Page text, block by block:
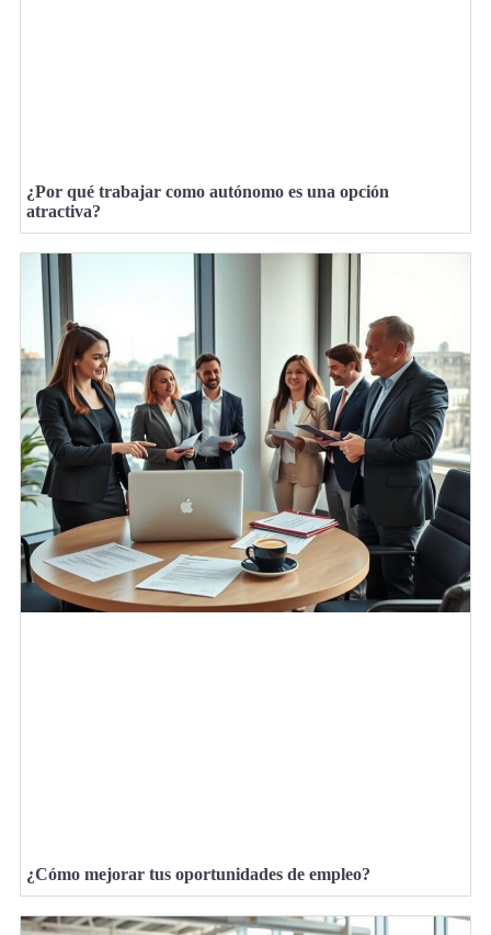
¿Por qué trabajar como autónomo es una opción
atractiva?
¿Cómo mejorar tus oportunidades de empleo?